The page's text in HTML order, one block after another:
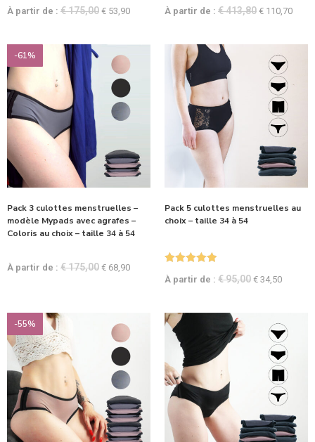
À partir de : €175,00 € 53,90 À partir de : €413,80 € 110,70
-61%
Pack 3 culottes menstruelles –
modèle Mypads avec agrafes –
Coloris au choix – taille 34 à 54
À partir de : €175,00 € 68,90
Pack 5 culottes menstruelles au
choix – taille 34 à 54
sur 5
À partir de : €95,00 € 34,50
-55%